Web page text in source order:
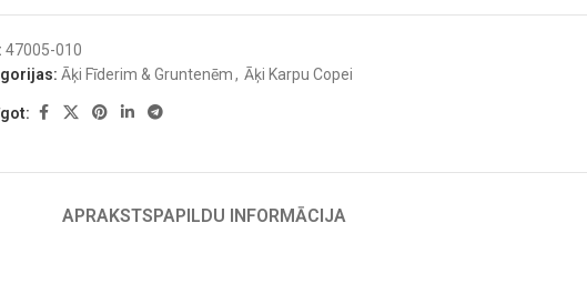
47005-010
Āķi Fīderim & Gruntenēm, Āķi Karpu Copei
APRAKSTSPAPILDU INFORMĀCIJA